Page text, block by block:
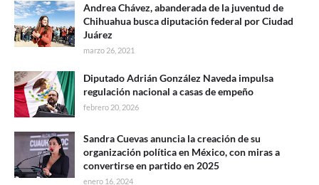
Andrea Chávez, abanderada de la juventud de
Chihuahua busca diputación federal por Ciudad
Juárez
marzo 26, 2021
Diputado Adrián González Naveda impulsa
regulación nacional a casas de empeño
febrero 20, 2026
Sandra Cuevas anuncia la creación de su
organización política en México, con miras a
convertirse en partido en 2025
enero 16, 2024